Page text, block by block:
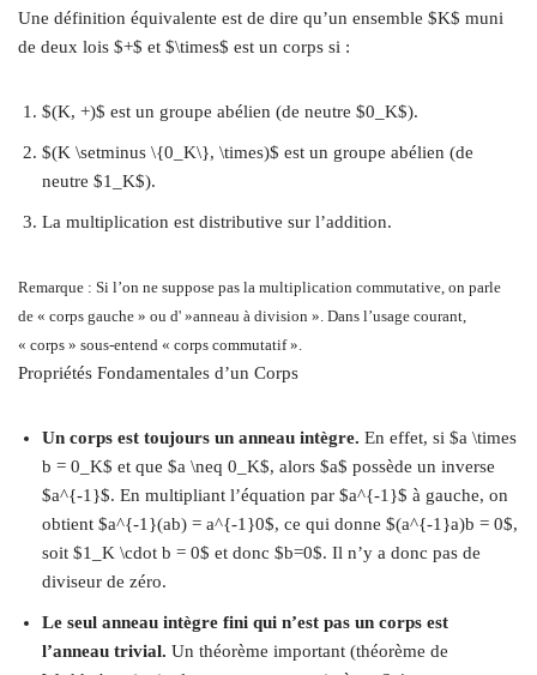
Une définition équivalente est de dire qu’un ensemble $K$ muni
de deux lois $+$ et $\times$ est un corps si :
$(K, +)$ est un groupe abélien (de neutre $0_K$).
$(K \setminus \{0_K\}, \times)$ est un groupe abélien (de
neutre $1_K$).
La multiplication est distributive sur l’addition.
Remarque : Si l’on ne suppose pas la multiplication commutative, on parle
de « corps gauche » ou d' »anneau à division ». Dans l’usage courant,
« corps » sous-entend « corps commutatif ».
Propriétés Fondamentales d’un Corps
Un corps est toujours un anneau intègre. En effet, si $a \times
b = 0_K$ et que $a \neq 0_K$, alors $a$ possède un inverse
$a^{-1}$. En multipliant l’équation par $a^{-1}$ à gauche, on
obtient $a^{-1}(ab) = a^{-1}0$, ce qui donne $(a^{-1}a)b = 0$,
soit $1_K \cdot b = 0$ et donc $b=0$. Il n’y a donc pas de
diviseur de zéro.
Le seul anneau intègre fini qui n’est pas un corps est
l’anneau trivial. Un théorème important (théorème de